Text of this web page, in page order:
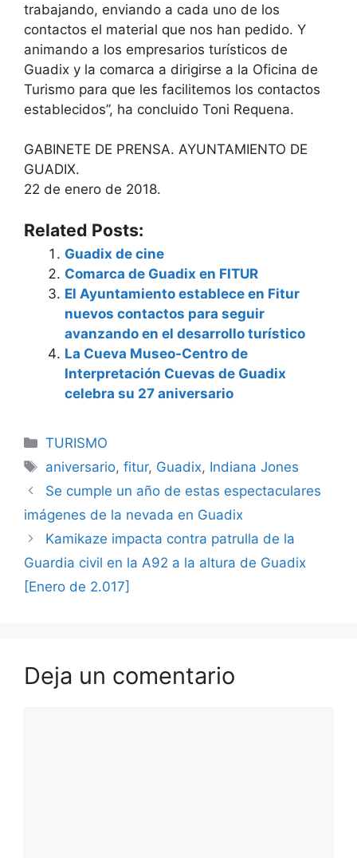
trabajando, enviando a cada uno de los
contactos el material que nos han pedido. Y
animando a los empresarios turísticos de
Guadix y la comarca a dirigirse a la Oficina de
Turismo para que les facilitemos los contactos
establecidos”, ha concluido Toni Requena.
GABINETE DE PRENSA. AYUNTAMIENTO DE
GUADIX.
22 de enero de 2018.
Related Posts:
Guadix de cine
Comarca de Guadix en FITUR
El Ayuntamiento establece en Fitur
nuevos contactos para seguir
avanzando en el desarrollo turístico
La Cueva Museo-Centro de
Interpretación Cuevas de Guadix
celebra su 27 aniversario
Categorías
TURISMO
Etiquetas
aniversario,fitur, Guadix, Indiana Jones
Se cumple un año de estas espectaculares
imágenes de la nevada en Guadix
Kamikaze impacta contra patrulla de la
Guardia civil en la A92 a la altura de Guadix
[Enero de 2.017]
Deja un comentario